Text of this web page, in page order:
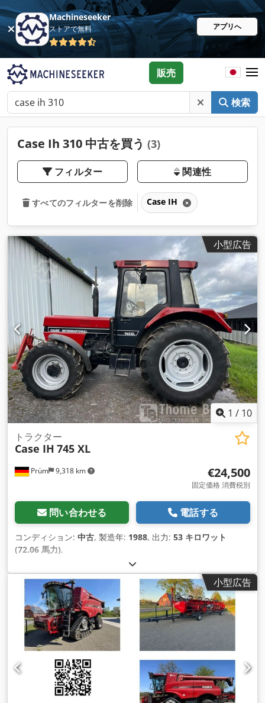
Machineseeker
ストアで無料 アプリへ
検索
販売
Case Ih 310 中古を買う (3)
フィルター 関連性
すべてのフィルターを削除 Case IH
小型広告
1 / 10
Prüm 9,318 km
トラクター
Case IH 745 XL
€24,500
固定価格 消費税別
問い合わせる 電話する
コンディション: 中古, 製造年: 1988, 出力: 53 キロワット
(72.06 馬力),
小型広告